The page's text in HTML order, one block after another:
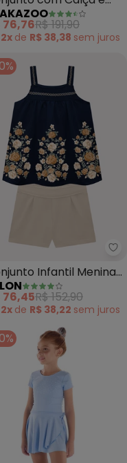
Bordada de Alças
76,76R$ 191,90
2x de R$ 38,38 sem juros
- Conjunto Regata e
Infantil Menina
(Azul Marinho)
76,45R$ 152,90
2x de R$ 38,22 sem juros